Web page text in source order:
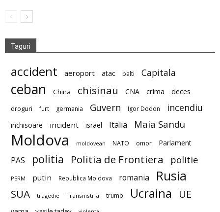
Taguri
accident aeroport atac balti Capitala
ceban China chisinau CNA crima deces
droguri furt germania Guvern Igor Dodon incendiu
inchisoare incident israel Italia Maia Sandu
Moldova moldovean NATO omor Parlament
PAS politia Politia de Frontiera politie
PSRM putin Republica Moldova romania Rusia
SUA tragedie Transnistria trump Ucraina UE